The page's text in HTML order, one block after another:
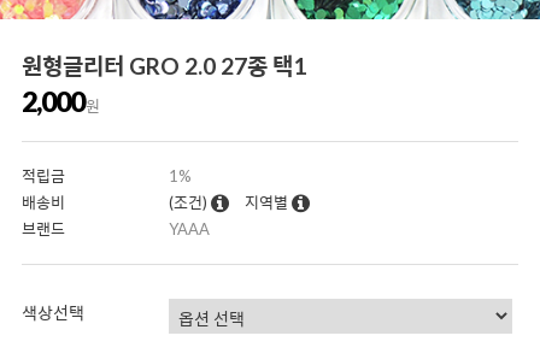
원형글리터 GRO 2.0 27종 택1
2,000원
적립금
1%
배송비
(조건)
지역별
브랜드
YAAA
색상선택